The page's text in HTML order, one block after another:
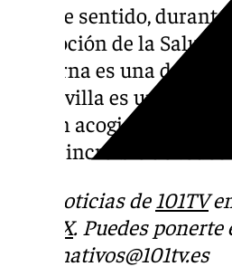
En este sentido,
Promoción de la Salud,
nocturna es una de las
que Sevilla es una
la gran acogida de
apoyo increíble de
Más noticias de 101TV
X. Puedes
informativos@101tv.es